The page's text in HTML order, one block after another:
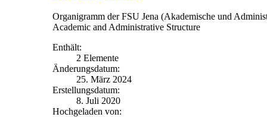
Organigramm der FSU Jena (Akademische und
Academic and Administrative Structure
Enthält:
2 Elemente
Änderungsdatum:
25. März 2024
Erstellungsdatum:
8. Juli 2020
Hochgeladen von: